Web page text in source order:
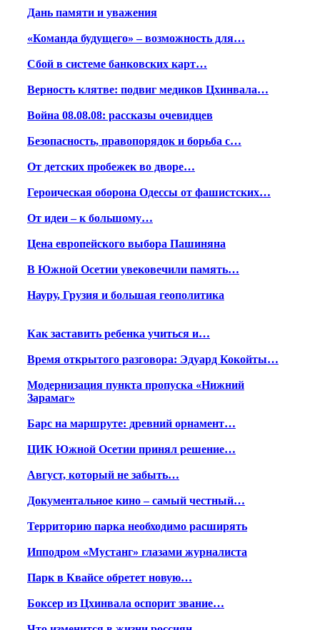
Дань памяти и уважения
«Команда будущего» – возможность для…
Сбой в системе банковских карт…
Верность клятве: подвиг медиков Цхинвала…
Война 08.08.08: рассказы очевидцев
Безопасность, правопорядок и борьба с…
От детских пробежек во дворе…
Героическая оборона Одессы от фашистских…
От идеи – к большому…
Цена европейского выбора Пашиняна
В Южной Осетии увековечили память…
Науру, Грузия и большая геополитика
Как заставить ребенка учиться и…
Время открытого разговора: Эдуард Кокойты…
Модернизация пункта пропуска «Нижний
Зарамаг»
Барс на маршруте: древний орнамент…
ЦИК Южной Осетии принял решение…
Август, который не забыть…
Документальное кино – самый честный…
Территорию парка необходимо расширять
Ипподром «Мустанг» глазами журналиста
Парк в Квайсе обретет новую…
Боксер из Цхинвала оспорит звание…